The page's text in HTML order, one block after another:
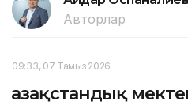
Авторлар
09:33, 07 Тамыз 2026
Қазақстандық